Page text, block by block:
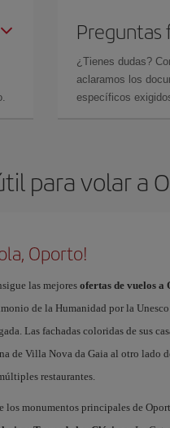
¿Tienes dudas?
aclaramos los
específicos
para volar a
Oporto!
las mejoresofertas de vuelos a
de la Humanidad por la
Las fachadas coloridas de sus
de Villa Nova da Gaia al otro lado
restaurantes.
los monumentos principales de